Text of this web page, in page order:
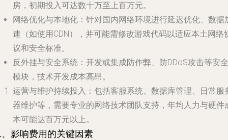
房，初期投入可达数十万至上百万元。
网络优化与本地化 ：针对国内网络环境进行延迟优化、数据
速（如使用CDN），并可能需修改游戏代码以适应本土网络
议和安全标准。
反外挂与安全系统 ：开发或集成防作弊、防DDoS攻击等安全
模块，技术开发成本高昂。
运营与维护持续投入 ：包括客服系统、数据库管理、日常服
器维护等，需要专业的网络技术团队支持，年均人力与硬件
本可能达百万元以上。
影响费用的关键因素